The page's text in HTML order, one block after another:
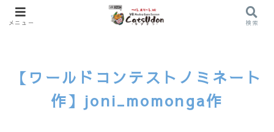
【ワールドコンテストノミネート
作】joni_momonga作
メニュー 検索